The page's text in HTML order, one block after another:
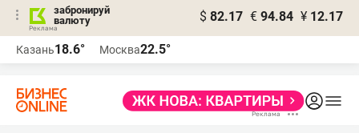
забронируй
валюту
$ 82.17 € 94.84 ¥ 12.17
Казань18.6° Москва22.5°